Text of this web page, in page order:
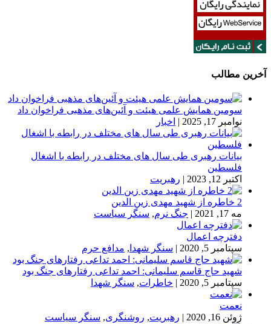
آخرین مطالب
سومین همایش علمی هیئت و آئین‌های مذهبی فراخوان داد
نوامبر 17, 2025
| اخبار
بیانات رهبری طی سال های مختلف در رابطه با اشغال
فلسطین
اکتبر 12, 2023
| رهبریت
2 خاطره از شهید مهدی زین الدین
مه 17, 2021
| جنگ نرم, سنگر سیاست
دفترچه اعمال
سپتامبر 5, 2020
| سنگر شهدا , مدافع حرم
شهید حاج قاسم سلیمانی: احمد تداعی رفتارهای جنگ بود
سپتامبر 5, 2020
| خاطرات, سنگر شهدا
نعمت
ژوئن 16, 2020
| رهبریت, روشنگری, سنگر سیاست